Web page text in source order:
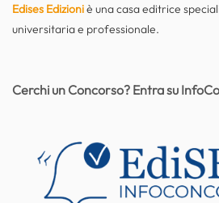
Edises Edizioniè una casa editrice
universitaria e professionale.
Cerchi un Concorso? Entra su